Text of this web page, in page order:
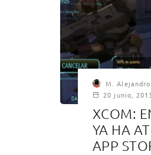
M.
20 junio,
XCOM:
YA HA
APP